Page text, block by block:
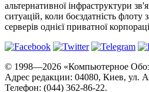
альтернативної інфраструктури
ситуацій, коли боєздатність флоту
серверів однієї приватної
© 1998—2026 «Компьютерное
Адрес редакции: 04080, Киев, ул.
Телефон: (044) 362-86-22.